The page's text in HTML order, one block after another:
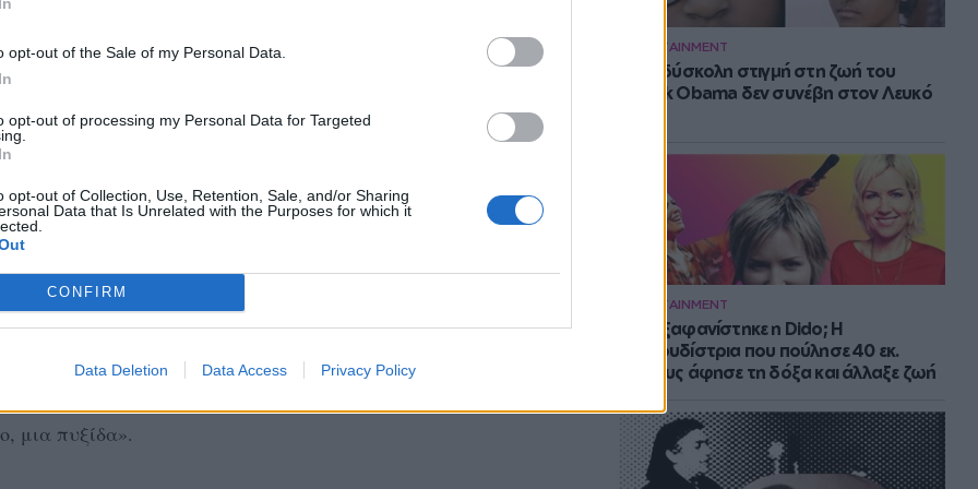
opt-out of the Sale of my Personal Data.
opt-out of processing my Personal Data for Targeted
opt-out of Collection, Use, Retention, Sale, and/or Sharing
Data that Is Unrelated with the Purposes for which it
CONFIRM
Data Deletion Data Access Privacy Policy
ENTERTAINMENT
Η πιο δύσκολη στιγμή στη ζωή του
Barack Obama δεν συνέβη στον Λευκό
ENTERTAINMENT
Πού εξαφανίστηκε η Dido; Η
τραγουδίστρια που πούλησε 40 εκ.
δίσκους άφησε τη δόξα και άλλαξε ζωή
ήταν κάτι παραπάνω από εμφανής ενώ
που είχε στο χέρι της και σκούπιζε
«Μίλησε για το ποδοσφαιράκι που
πάρει άλλη συνάδελφος από το θέατρο,
λάτρευαν και τους γέμιζαν. Φεύγοντας ο
πως έχει πάρει ένα κομμάτι δικό του
του σειρά. Είναι πολύ χαρούμενος και
για ένα πολύ προσωπικό δώρο που
μια πυξίδα».